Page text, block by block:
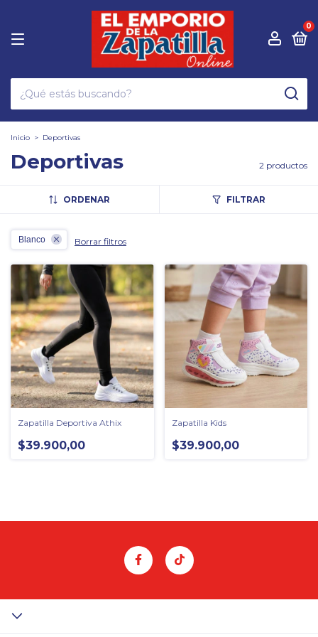
0
Inicio > Deportivas
Deportivas 2 productos
ORDENAR FILTRAR
Blanco Borrar filtros
Zapatilla Deportiva Athix
$39.900,00
Zapatilla Kids
$39.900,00